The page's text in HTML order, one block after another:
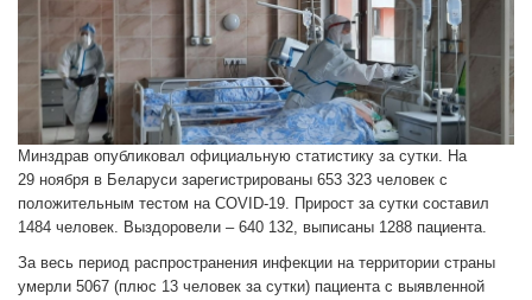
Минздрав опубликовал официальную статистику за сутки. На
29 ноября в Беларуси зарегистрированы 653 323 человек с
положительным тестом на COVID-19. Прирост за сутки составил
1484 человек. Выздоровели – 640 132, выписаны 1288 пациента.
За весь период распространения инфекции на территории страны
умерли 5067 (плюс 13 человек за сутки) пациента с выявленной